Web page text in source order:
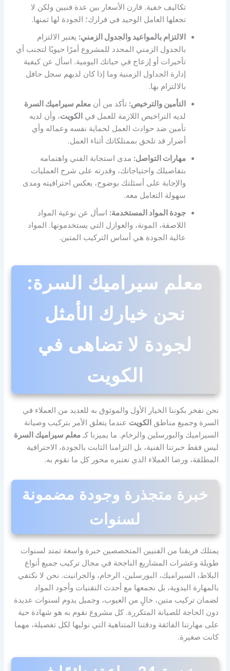
تكاليف خفية. قارن الأسعار بين عدة فنيين ولكن لا
تجعلها العامل الوحيد في قرارك؛ الجودة لها ثمنها.
الالتزام بالمواعيد والجدول الزمني: يعتبر الالتزام
بالجدول الزمني المحدد للمشروع أمرًا حيويًا لتجنب أي
تأخيرات أو إزعاج في حياتك اليومية. اسأل عن كيفية
إدارة الجداول الزمنية وما إذا كان لديهم سجل حافل
بالالتزام بها.
التأمين والترخيص: تأكد من أنمعلم سيراميك السرة
لديه التراخيص اللازمة للعمل في الكويت، وأن لديه
تأمين ضد حوادث العمل لحماية نفسه وعماله وأي
أضرار قد تلحق بممتلكاتك أثناء العمل.
مهارات التواصل: مدى استجابة الفني واهتمامه
بتفاصيلك واحتياجاتك، وقدرته على شرح العمليات
والإجابة على أسئلتك بوضوح، يعكس احترافيته ومدى
سهولة التعامل معه.
جودة المواد المستخدمة: اسأل عن نوعية المواد
اللاصقة، المونة، والعوازل التي يستخدمونها. المواد
عالية الجودة هي أساس التركيب المتين.
معلم سيراميك السرة:
نحن خيارك الأمثل
لجودة لا تضاهى في
الكويت
نحن نفخر بكوننا الخيار الأول والموثوق به للعديد من العملاء في
السرة وجميع مناطق الكويت عندما يتعلق الأمر بتركيب وصيانة
السيراميك والبورسلين والرخام. ما يميزنا كـمعلم سيراميك السرة
ليس فقط خبرتنا الفنية، بل التزامنا الثابت بالجودة، الاحترافية
المطلقة، ورضا العملاء الذي نعتبره محور كل ما نقوم به.
خبرة متجذرة وجودة مضمونة
لسنوات
يمتلك فريقنا من الفنيين المتخصصين خبرة واسعة تمتد لسنوات
طويلة وعشرات المشاريع الناجحة في مجال تركيب جميع أنواع
البلاط، السيراميك، البورسلين، الرخام، والجرانيت. نحن لا نكتفي
بالمهارة اليدوية، بل نجمعها مع أحدث التقنيات وأجود المواد
لضمان تركيب متين، خالٍ من العيوب، وجميل يدوم لسنوات عديدة
دون الحاجة للصيانة المتكررة. كل مشروع نقوم به هو شهادة حية
على مهارتنا الفائقة ودقتنا المتناهية التي نوليها لكل تفصيلة، مهما
كانت صغيرة.